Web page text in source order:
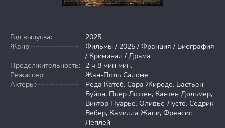
Год выпуска:
2025
Жанр:
Фильмы / 2025 / Франция / Биография
/ Криминал / Драма
Продолжительность: 2 ч 8 мин мин.
Режиссер:
Жан-Поль Саломе
Актёры:
Реда Катеб, Сара Жиродо, Бастьен
Буйон, Пьер Лоттен, Кантен Дольмер,
Виктор Пуарье, Оливье Лусто, Седрик
Вебер, Камилла Жапи, Френсис
Леплей